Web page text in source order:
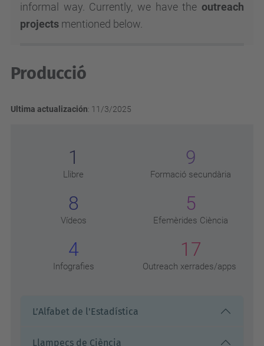
informal way. Currently, we have the outreach
projects mentioned below.
Producció
Ultima actualización: 11/3/2025
1
Llibre
8
Vídeos
4
Infografies
9
Formació secundària
5
Efemèrides Ciència
17
Outreach xerrades/apps
L’Alfabet de l'Estadística
Llampecs de Ciència